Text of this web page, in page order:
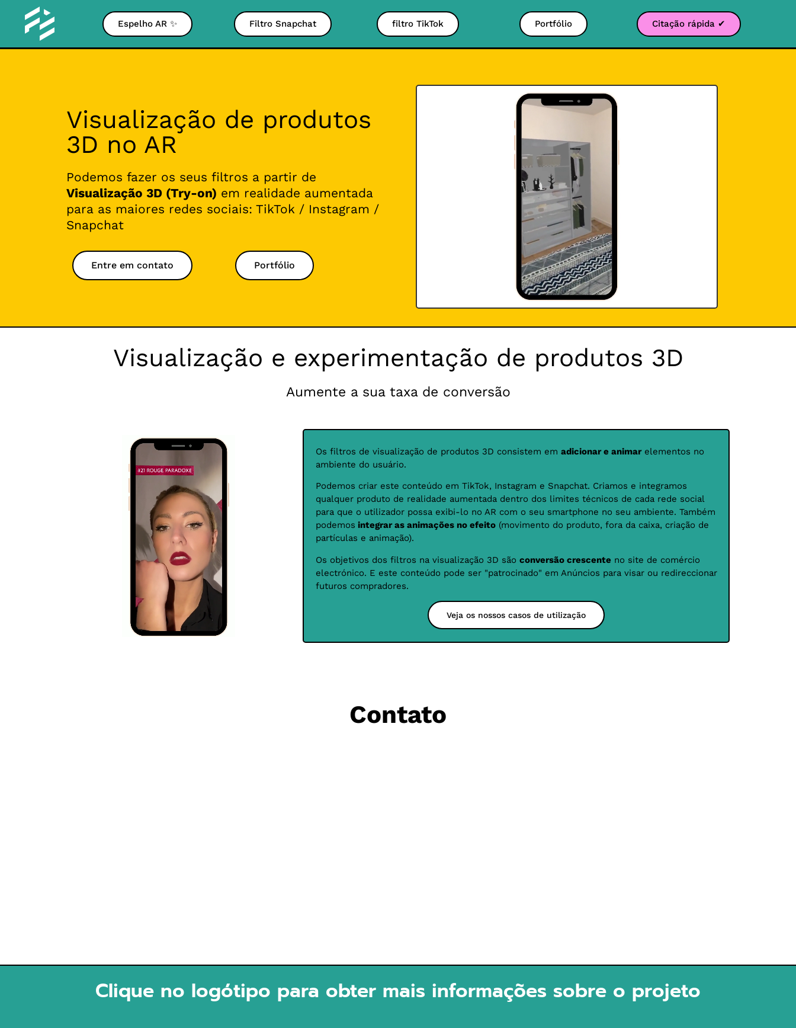
Espelho AR ✨ Filtro Snapchat filtro TikTok Portfólio Citação rápida ✔
Visualização de produtos
3D no AR
Podemos fazer os seus filtros a partir de
Visualização 3D (Try-on) em realidade aumentada
para as maiores redes sociais: TikTok / Instagram /
Snapchat
Entre em contato Portfólio
Visualização e experimentação de produtos 3D
Aumente a sua taxa de conversão
Os filtros de visualização de produtos 3D consistem em adicionar e animarelementos no
ambiente do usuário.
Podemos criar este conteúdo em TikTok, Instagram e Snapchat. Criamos e integramos
qualquer produto de realidade aumentada dentro dos limites técnicos de cada rede social
para que o utilizador possa exibi-lo no AR com o seu smartphone no seu ambiente. Também
podemos integrar as animações no efeito (movimento do produto, fora da caixa, criação de
partículas e animação).
Os objetivos dos filtros na visualização 3D são conversão crescente no site de comércio
electrónico. E este conteúdo pode ser "patrocinado" em Anúncios para visar ou redireccionar
futuros compradores.
Veja os nossos casos de utilização
Contato
Clique no logótipo para obter mais informações sobre o projeto